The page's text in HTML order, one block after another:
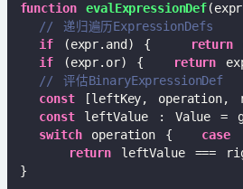
function
evalExpressionDef(
// 递归遍历ExpressionDefs
if (expr.and) { return
if (expr.or) { return
// 评估BinaryExpressionDef
const [leftKey, operation,
const leftValue : Value =
switch operation { case
return leftValue ===